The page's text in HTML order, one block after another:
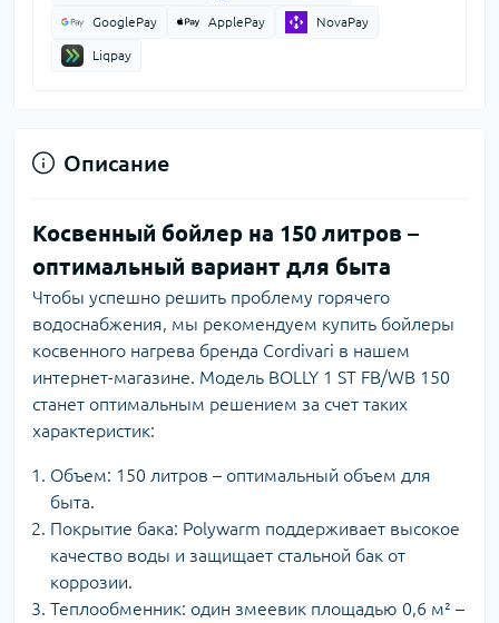
GooglePay ApplePay NovaPay
Liqpay
Описание
Косвенный бойлер на 150 литров –
оптимальный вариант для быта
Чтобы успешно решить проблему горячего
водоснабжения, мы рекомендуем купить бойлеры
косвенного нагрева бренда Cordivari в нашем
интернет-магазине. Модель BOLLY 1 ST FB/WB 150
станет оптимальным решением за счет таких
характеристик:
Объем: 150 литров – оптимальный объем для
быта.
Покрытие бака: Polywarm поддерживает высокое
качество воды и защищает стальной бак от
коррозии.
Теплообменник: один змеевик площадью 0,6 м² –